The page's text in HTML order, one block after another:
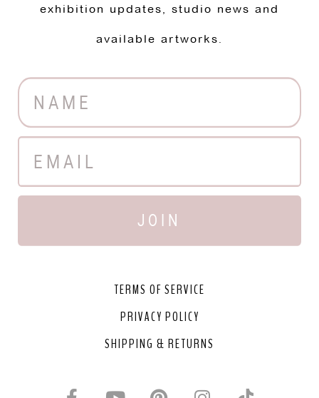
exhibition updates, studio news and
available artworks.
JOIN
TERMS OF SERVICE
PRIVACY POLICY
SHIPPING & RETURNS